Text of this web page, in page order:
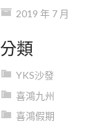
2019 年 7 月
分類
YKS沙發
喜鴻九州
喜鴻假期